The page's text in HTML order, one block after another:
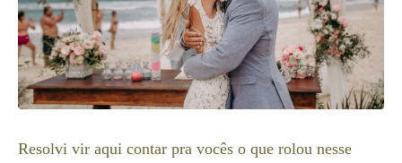
Resolvi vir aqui contar pra vocês o que rolou nesse